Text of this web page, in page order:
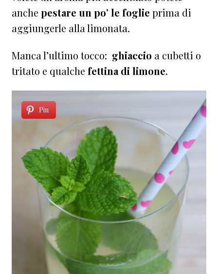
anche pestare un po’ le foglie prima di
aggiungerle alla limonata.
Manca l’ultimo tocco: ghiaccio a cubetti o
tritato e qualche fettina di limone.
Pin